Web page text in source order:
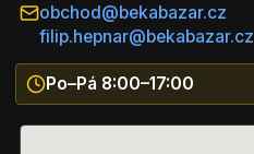
obchod@bekabazar.cz
filip.hepnar@bekabazar.cz
Po–Pá 8:00–17:00